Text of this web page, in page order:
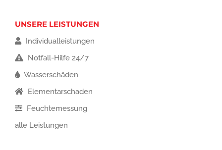
UNSERE LEISTUNGEN
Individualleistungen
Notfall-Hilfe 24/7
Wasserschäden
Elementarschaden
Feuchtemessung
alle Leistungen